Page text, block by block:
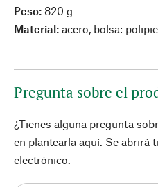
Peso: 820 g
Material: acero, bolsa:
Pregunta sobre el
¿Tienes alguna pregunta
en plantearla aquí. Se abrirá
electrónico.